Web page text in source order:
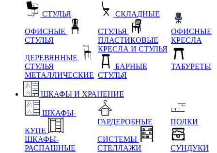
СТУЛЬЯ
ОФИСНЫЕ
СТУЛЬЯ
ДЕРЕВЯННЫЕ
СТУЛЬЯ
МЕТАЛЛИЧЕСКИЕ
СКЛАДНЫЕ
СТУЛЬЯ
ПЛАСТИКОВЫЕ
КРЕСЛА И СТУЛЬЯ
БАРНЫЕ
СТУЛЬЯ
ОФИСНЫЕ
КРЕСЛА
ТАБУРЕТЫ
ШКАФЫ И ХРАНЕНИЕ
ШКАФЫ-
КУПЕ
ШКАФЫ-
РАСПАШНЫЕ
ГАРДЕРОБНЫЕ
СИСТЕМЫ
СТЕЛЛАЖИ
ПОЛКИ
СУНДУКИ